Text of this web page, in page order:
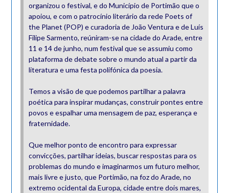
organizou o festival, e do Município de Portimão que o
apoiou, e com o patrocínio literário da rede Poets of
the Planet (POP) e curadoria de João Ventura e de Luís
Filipe Sarmento, reúniram-se na cidade do Arade, entre
11 e 14 de junho, num festival que se assumiu como
plataforma de debate sobre o mundo atual a partir da
literatura e uma festa polifónica da poesia.
Temos a visão de que podemos partilhar a palavra
poética para inspirar mudanças, construir pontes entre
povos e espalhar uma mensagem de paz, esperança e
fraternidade.
Que melhor ponto de encontro para expressar
convicções, partilhar ideias, buscar respostas para os
problemas do mundo e imaginarmos um futuro melhor,
mais livre e justo, que Portimão, na foz do Arade, no
extremo ocidental da Europa, cidade entre dois mares,